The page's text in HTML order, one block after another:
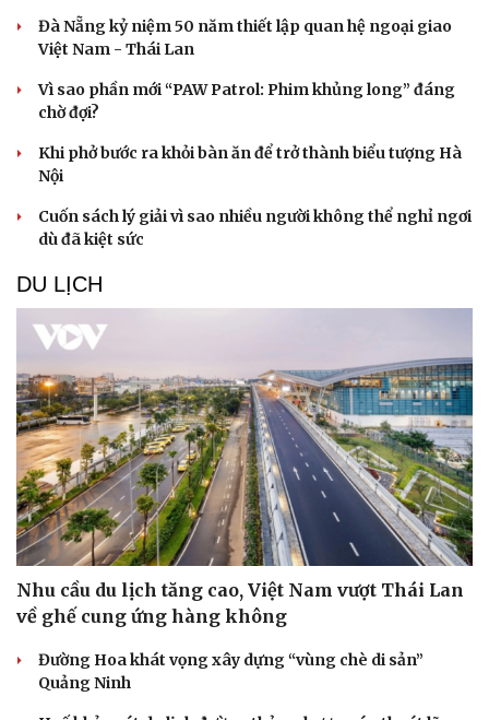
Đà Nẵng kỷ niệm 50 năm thiết lập quan hệ ngoại giao
Việt Nam - Thái Lan
Vì sao phần mới “PAW Patrol: Phim khủng long” đáng
chờ đợi?
Khi phở bước ra khỏi bàn ăn để trở thành biểu tượng Hà
Nội
Cuốn sách lý giải vì sao nhiều người không thể nghỉ ngơi
dù đã kiệt sức
DU LỊCH
Nhu cầu du lịch tăng cao, Việt Nam vượt Thái Lan
về ghế cung ứng hàng không
Đường Hoa khát vọng xây dựng “vùng chè di sản”
Quảng Ninh